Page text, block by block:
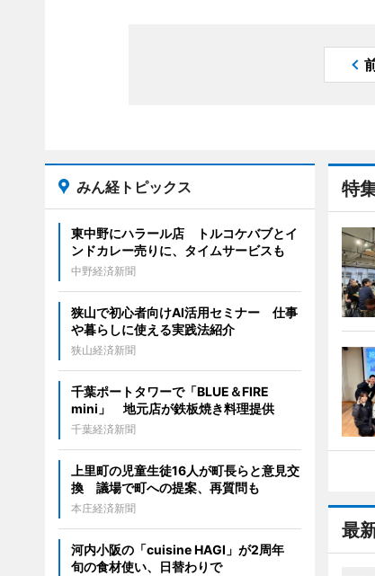
特
最
みん経トピックス
東中野にハラール店 トルコケバブとイ
ンドカレー売りに、タイムサービスも
中野経済新聞
狭山で初心者向けAI活用セミナー 仕事
や暮らしに使える実践法紹介
狭山経済新聞
千葉ポートタワーで「BLUE＆FIRE
mini」 地元店が鉄板焼き料理提供
千葉経済新聞
上里町の児童生徒16人が町長らと意見交
換 議場で町への提案、再質問も
本庄経済新聞
河内小阪の「cuisine HAGI」が2周年
旬の食材使い、日替わりで